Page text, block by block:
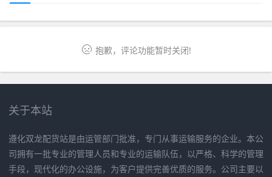
抱歉，评论功能暂时关闭!
关于本站
遵化双龙配货站是由运管部门批准，专门从事运输服务的企业。本公
司拥有一批专业的管理人员和专业的运输队伍，以严格、科学的管理
手段，现代化的办公设施，为客户提供完善优质的服务。公司主要以